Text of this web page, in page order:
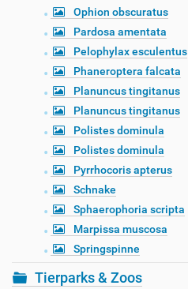
Ophion obscuratus
Pardosa amentata
Pelophylax esculentus
Phaneroptera falcata
Planuncus tingitanus
Planuncus tingitanus
Polistes dominula
Polistes dominula
Pyrrhocoris apterus
Schnake
Sphaerophoria scripta
Marpissa muscosa
Springspinne
Tierparks & Zoos